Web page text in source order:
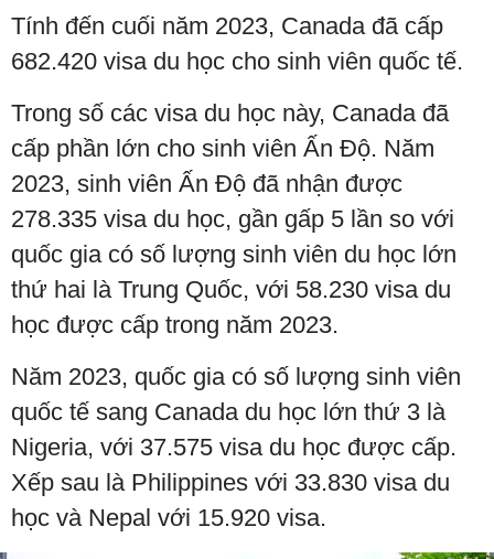
Tính đến cuối năm 2023, Canada đã cấp
682.420 visa du học cho sinh viên quốc tế.
Trong số các visa du học này, Canada đã
cấp phần lớn cho sinh viên Ấn Độ. Năm
2023, sinh viên Ấn Độ đã nhận được
278.335 visa du học, gần gấp 5 lần so với
quốc gia có số lượng sinh viên du học lớn
thứ hai là Trung Quốc, với 58.230 visa du
học được cấp trong năm 2023.
Năm 2023, quốc gia có số lượng sinh viên
quốc tế sang Canada du học lớn thứ 3 là
Nigeria, với 37.575 visa du học được cấp.
Xếp sau là Philippines với 33.830 visa du
học và Nepal với 15.920 visa.